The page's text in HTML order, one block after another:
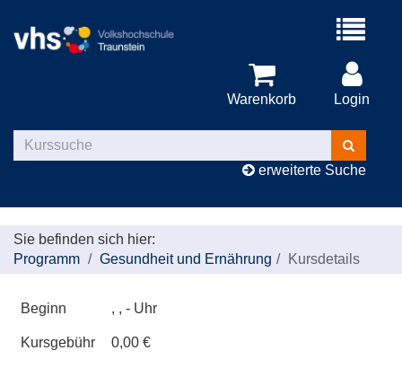
Menü
Warenkorb Login
Kurse
suchen
erweiterte Suche
Sie befinden sich hier:
Programm
Gesundheit und Ernährung Kursdetails
Beginn , , - Uhr
Kursgebühr 0,00 €